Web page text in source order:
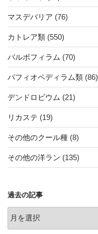
マスデバリア (76)
カトレア類 (550)
バルボフィラム (70)
パフィオペディラム類 (86)
デンドロビウム (21)
リカステ (19)
その他のクール種 (8)
その他の洋ラン (135)
過去の記事
去